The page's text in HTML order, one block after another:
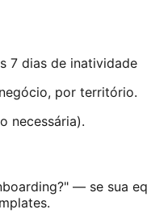
7 dias de inatividade
por território.
necessária).
— se sua